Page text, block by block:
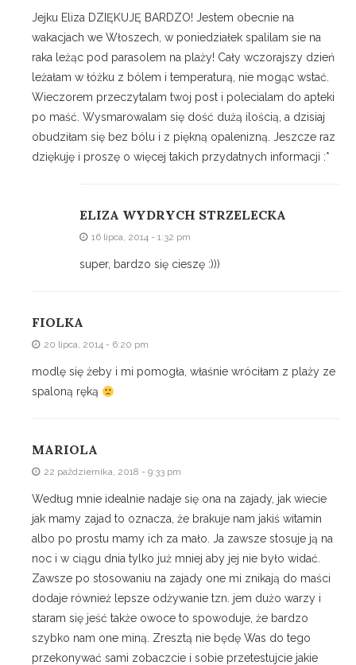
Jejku Eliza DZIĘKUJĘ BARDZO! Jestem obecnie na
wakacjach we Włoszech, w poniedziałek spalilam sie na
raka leżąc pod parasolem na plaży! Cały wczorajszy dzień
leżałam w łóżku z bólem i temperaturą, nie mogąc wstać.
Wieczorem przeczytalam twoj post i polecialam do apteki
po maść. Wysmarowalam się dość dużą ilością, a dzisiaj
obudziłam się bez bólu i z piękną opalenizną. Jeszcze raz
dziękuję i proszę o więcej takich przydatnych informacji :*
ELIZA WYDRYCH STRZELECKA
16 lipca, 2014 - 1:32 pm
super, bardzo się cieszę :)))
FIOLKA
20 lipca, 2014 - 6:20 pm
modlę się żeby i mi pomogła, właśnie wróciłam z plaży ze
spaloną ręką
MARIOLA
22 października, 2018 - 9:33 pm
Według mnie idealnie nadaje się ona na zajady, jak wiecie
jak mamy zajad to oznacza, że brakuje nam jakiś witamin
albo po prostu mamy ich za mało. Ja zawsze stosuje ją na
noc i w ciągu dnia tylko już mniej aby jej nie było widać.
Zawsze po stosowaniu na zajady one mi znikają do maści
dodaje również lepsze odżywanie tzn. jem dużo warzy i
staram się jeść także owoce to spowoduje, że bardzo
szybko nam one miną. Zresztą nie będę Was do tego
przekonywać sami zobaczcie i sobie przetestujcie jakie